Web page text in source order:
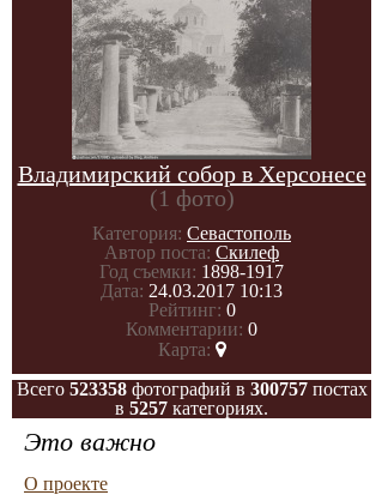
Владимирский собор в Херсонесе
(1 фото)
Категория: Севастополь
Автор поста: Скилеф
Год съемки: 1898-1917
Дата: 24.03.2017 10:13
Рейтинг: 0
Комментарии: 0
Карта:
Всего 523358фотографий в 300757постах
в 5257 категориях.
Это важно
О проекте